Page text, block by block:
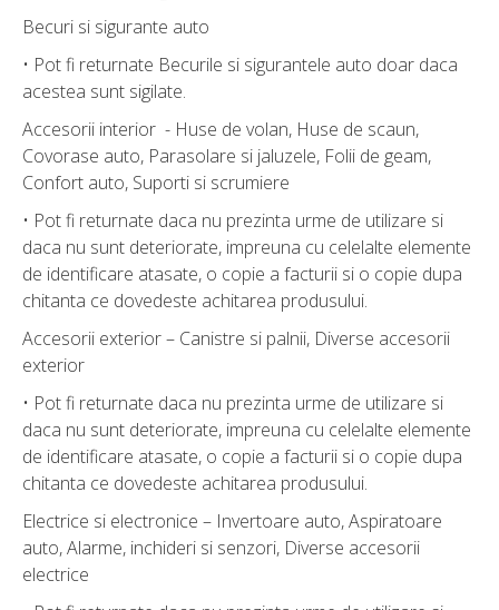
Becuri si sigurante auto
• Pot fi returnate Becurile si sigurantele auto doar daca
acestea sunt sigilate.
Accesorii interior - Huse de volan, Huse de scaun,
Covorase auto, Parasolare si jaluzele, Folii de geam,
Confort auto, Suporti si scrumiere
• Pot fi returnate daca nu prezinta urme de utilizare si
daca nu sunt deteriorate, impreuna cu celelalte elemente
de identificare atasate, o copie a facturii si o copie dupa
chitanta ce dovedeste achitarea produsului.
Accesorii exterior – Canistre si palnii, Diverse accesorii
exterior
• Pot fi returnate daca nu prezinta urme de utilizare si
daca nu sunt deteriorate, impreuna cu celelalte elemente
de identificare atasate, o copie a facturii si o copie dupa
chitanta ce dovedeste achitarea produsului.
Electrice si electronice – Invertoare auto, Aspiratoare
auto, Alarme, inchideri si senzori, Diverse accesorii
electrice